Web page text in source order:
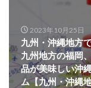
2023年10月25日
九州・沖縄地方
九州地方の福岡
品が美味しい沖
ム【九州・沖縄